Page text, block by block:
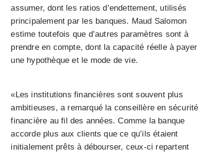
assumer, dont les ratios d’endettement, utilisés
principalement par les banques. Maud Salomon
estime toutefois que d’autres paramètres sont à
prendre en compte, dont la capacité réelle à payer
une hypothèque et le mode de vie.
«Les institutions financières sont souvent plus
ambitieuses, a remarqué la conseillère en sécurité
financière au fil des années. Comme la banque
accorde plus aux clients que ce qu’ils étaient
initialement prêts à débourser, ceux-ci repartent